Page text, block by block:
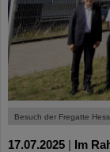
Besuch der Fregatte
17.07.2025
Im